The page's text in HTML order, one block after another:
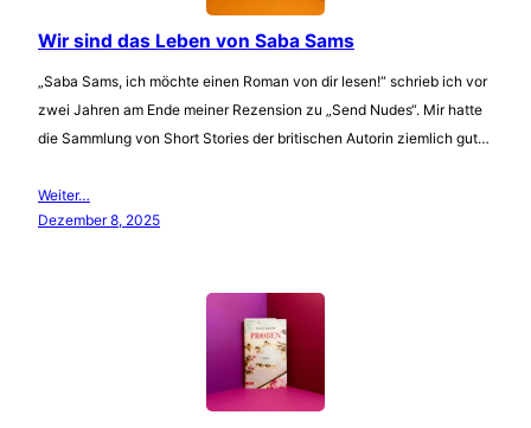
Wir sind das Leben von Saba Sams
„Saba Sams, ich möchte einen Roman von dir lesen!“ schrieb ich vor
zwei Jahren am Ende meiner Rezension zu „Send Nudes“. Mir hatte
die Sammlung von Short Stories der britischen Autorin ziemlich gut…
Weiter…
Dezember 8, 2025